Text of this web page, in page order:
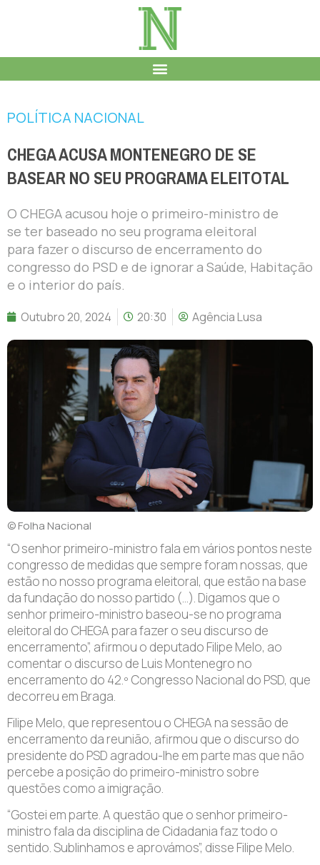
POLÍTICA NACIONAL
CHEGA ACUSA MONTENEGRO DE SE
BASEAR NO SEU PROGRAMA ELEITOTAL
O CHEGA acusou hoje o primeiro-ministro de
se ter baseado no seu programa eleitoral
para fazer o discurso de encerramento do
congresso do PSD e de ignorar a Saúde, Habitação
e o interior do país.
Outubro 20, 2024 20:30 Agência Lusa
© Folha Nacional
“O senhor primeiro-ministro fala em vários pontos neste
congresso de medidas que sempre foram nossas, que
estão no nosso programa eleitoral, que estão na base
da fundação do nosso partido (…). Digamos que o
senhor primeiro-ministro baseou-se no programa
eleitoral do CHEGA para fazer o seu discurso de
encerramento”, afirmou o deputado Filipe Melo, ao
comentar o discurso de Luis Montenegro no
encerramento do 42.º Congresso Nacional do PSD, que
decorreu em Braga.
Filipe Melo, que representou o CHEGA na sessão de
encerramento da reunião, afirmou que o discurso do
presidente do PSD agradou-lhe em parte mas que não
percebe a posição do primeiro-ministro sobre
questões como a imigração.
“Gostei em parte. A questão que o senhor primeiro-
ministro fala da disciplina de Cidadania faz todo o
sentido. Sublinhamos e aprovámos”, disse Filipe Melo.